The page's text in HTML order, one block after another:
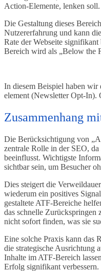
Action-Elemente, lenken soll.
Die Gestaltung dieses
Nutzererfahrung und kann
Rate der Webseite
Bereich wird als „Below the
In diesem Beispiel haben
element (Newsletter Opt-In).
Zusammenhang
Die Berücksichtigung von
zentrale Rolle in der SEO,
beeinflusst. Wichtigste
sichtbar sein, um Besucher
Dies steigert die
wiederum ein positives
gestaltete ATF-Bereiche
das schnelle Zurückspringen
nicht sofort finden, was sie
Eine solche Praxis kann das
die strategische Ausrichtung
Inhalte im ATF-Bereich
Erfolg signifikant